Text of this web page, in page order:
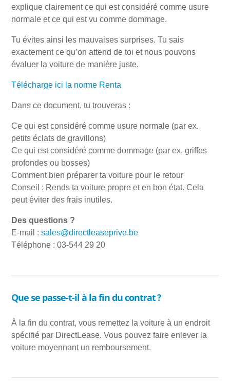
explique clairement ce qui est considéré comme usure
normale et ce qui est vu comme dommage.
Tu évites ainsi les mauvaises surprises. Tu sais
exactement ce qu’on attend de toi et nous pouvons
évaluer la voiture de manière juste.
Télécharge ici la norme Renta
Dans ce document, tu trouveras :
Ce qui est considéré comme usure normale (par ex.
petits éclats de gravillons)
Ce qui est considéré comme dommage (par ex. griffes
profondes ou bosses)
Comment bien préparer ta voiture pour le retour
Conseil : Rends ta voiture propre et en bon état. Cela
peut éviter des frais inutiles.
Des questions ?
E-mail :sales@directleaseprive.be
Téléphone : 03-544 29 20
Que se passe-t-il à la fin du contrat ?
À la fin du contrat, vous remettez la voiture à un endroit
spécifié par DirectLease. Vous pouvez faire enlever la
voiture moyennant un remboursement.